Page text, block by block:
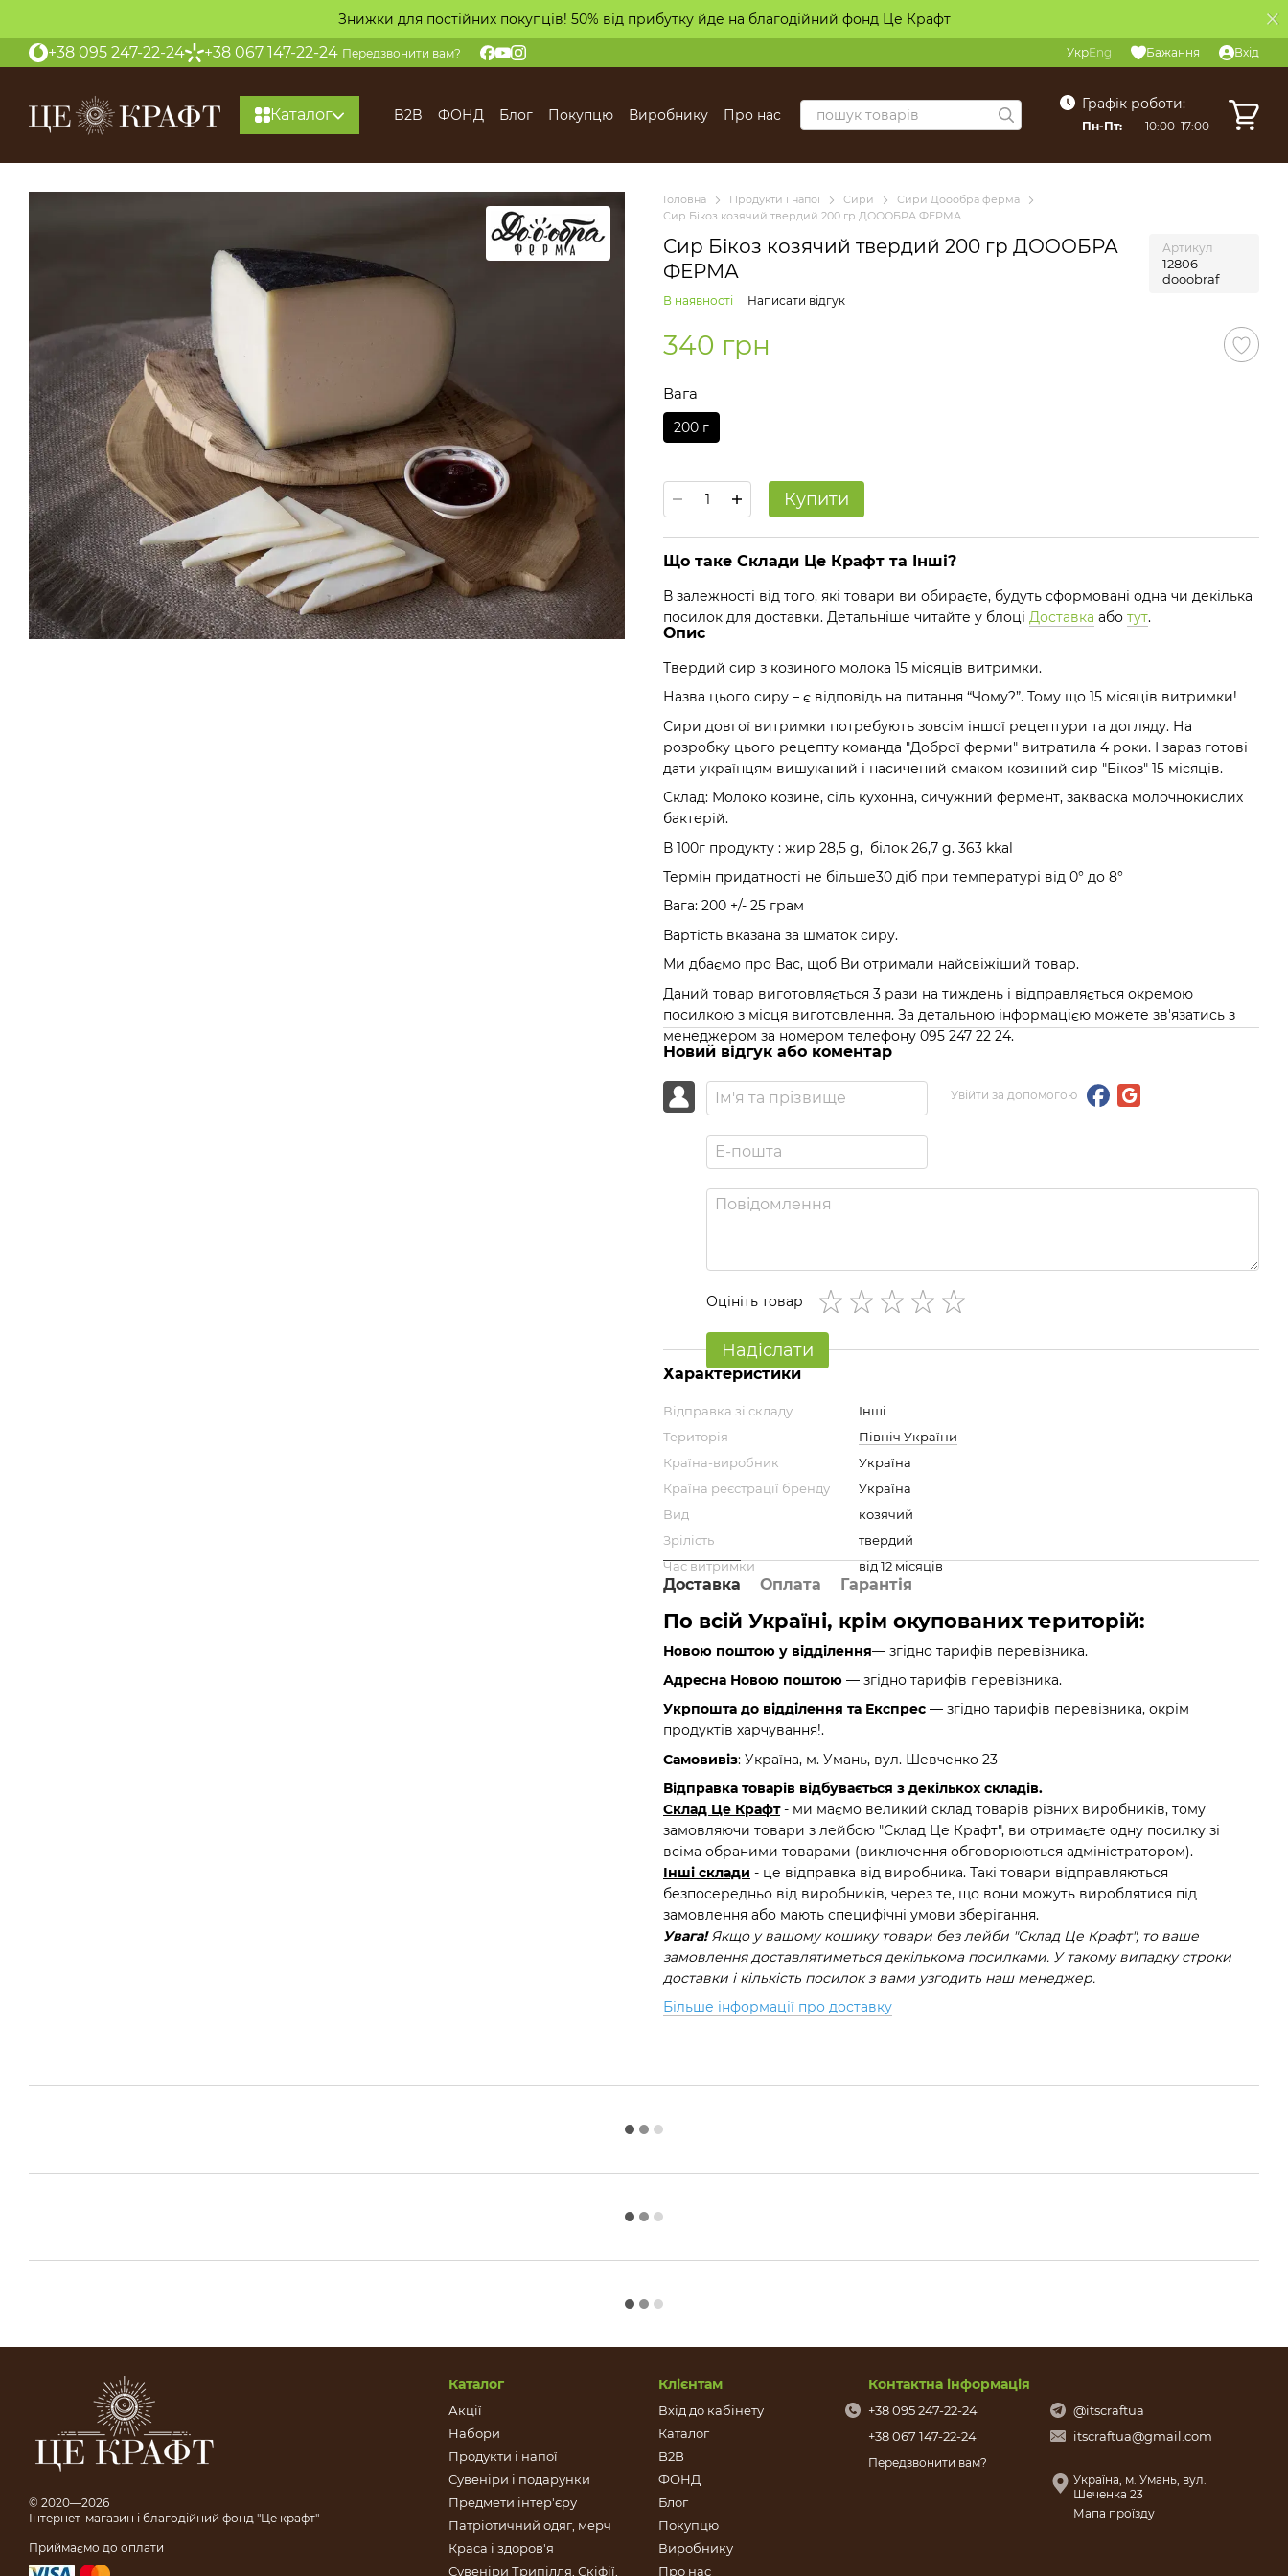
Знижки для постійних покупців! 50% від прибутку йде на благодійний фонд Це Крафт
+38 095 247-22-24 +38 067 147-22-24 Передзвонити вам? УкрEng Бажання Вхід
Каталог B2B ФОНД Блог Покупцю Виробнику Про нас
Графік роботи:
Пн-Пт: 10:00–17:00
Головна Продукти і напої Сири
Сири Доообра ферма
Сир Бікоз козячий твердий 200 гр ДОООБРА ФЕРМА
Сир Бікоз козячий твердий 200 гр ДОООБРА
ФЕРМА
Артикул
12806-
dooobraf
В наявності Написати відгук
340 грн
Вага
200 г
Купити
Що таке Склади Це Крафт та Інші?
В залежності від того, які товари ви обираєте, будуть сформовані одна чи декілька
посилок для доставки. Детальніше читайте у блоці Доставка або тут.
Опис
Твердий сир з козиного молока 15 місяців витримки.
Назва цього сиру – є відповідь на питання “Чому?”. Тому що 15 місяців витримки!
Сири довгої витримки потребують зовсім іншої рецептури та догляду. На
розробку цього рецепту команда "Доброї ферми" витратила 4 роки. І зараз готові
дати українцям вишуканий і насичений смаком козиний сир "Бікоз" 15 місяців.
Склад: Молоко козине, сіль кухонна, сичужний фермент, закваска молочнокислих
бактерій.
В 100г продукту : жир 28,5 g, білок 26,7 g. 363 kkal
Термін придатності не більше30 діб при температурі від 0° до 8°
Вага: 200 +/- 25 грам
Вартість вказана за шматок сиру.
Ми дбаємо про Вас, щоб Ви отримали найсвіжіший товар.
Даний товар виготовляється 3 рази на тиждень і відправляється окремою
посилкою з місця виготовлення. За детальною інформацією можете зв'язатись з
менеджером за номером телефону 095 247 22 24.
Новий відгук або коментар
Увійти за допомогою
Оцініть товар
Надіслати
Характеристики
Відправка зі складу
Інші
Територія
Північ України
Країна-виробник
Україна
Країна реєстрації бренду
Україна
Вид
козячий
Зрілість
твердий
Час витримки
від 12 місяців
Доставка Оплата Гарантія
По всій Україні, крім окупованих територій:
Новою поштою у відділення— згідно тарифів перевізника.
Адресна Новою поштою — згідно тарифів перевізника.
Укрпошта до відділення та Експрес — згідно тарифів перевізника, окрім
продуктів харчування!.
Самовивіз: Україна, м. Умань, вул. Шевченко 23
Відправка товарів відбувається з декількох складів.
Склад Це Крафт- ми маємо великий склад товарів різних виробників, тому
замовляючи товари з лейбою "Склад Це Крафт", ви отримаєте одну посилку зі
всіма обраними товарами (виключення обговорюються адміністратором).
Інші склади - це відправка від виробника. Такі товари відправляються
безпосередньо від виробників, через те, що вони можуть вироблятися під
замовлення або мають специфічні умови зберігання.
Увага!Якщо у вашому кошику товари без лейби "Склад Це Крафт", то ваше
замовлення доставлятиметься декількома посилками. У такому випадку строки
доставки і кількість посилок з вами узгодить наш менеджер.
Більше інформації про доставку
© 2020—2026
Інтернет-магазин і благодійний фонд "Це крафт"-
Приймаємо до оплати
Каталог
Акції
Набори
Продукти і напої
Сувеніри і подарунки
Предмети інтер'єру
Патріотичний одяг, мерч
Краса і здоров'я
Сувеніри Трипілля, Скіфії,
Клієнтам
Вхід до кабінету
Каталог
B2B
ФОНД
Блог
Покупцю
Виробнику
Про нас
Контактна інформація
+38 095 247-22-24
+38 067 147-22-24
Передзвонити вам?
@itscraftua
itscraftua@gmail.com
Україна, м. Умань, вул.
Шеченка 23
Мапа проїзду